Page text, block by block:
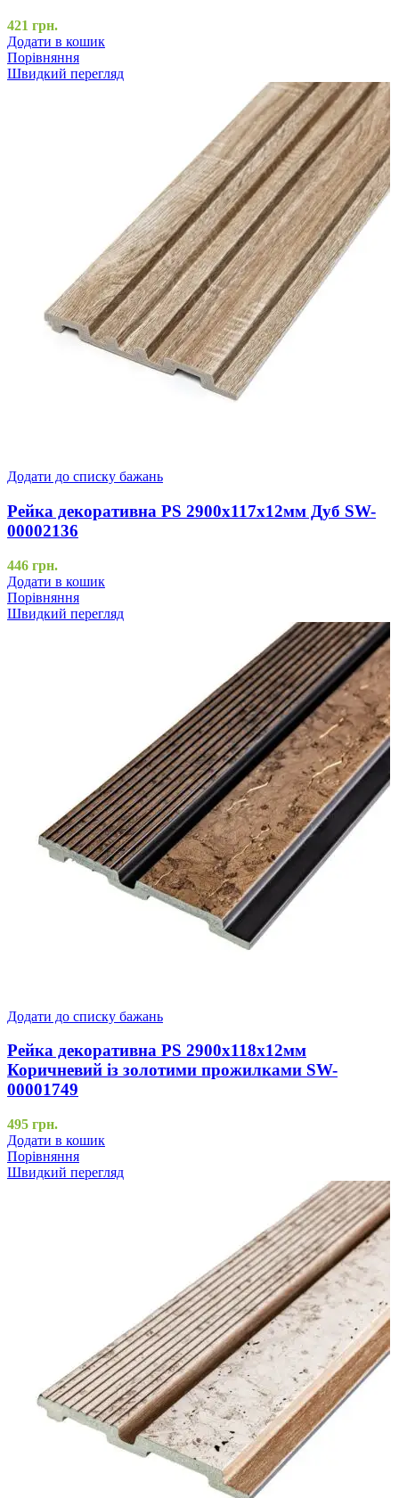
421 грн.
Додати в кошик
Порівняння
Швидкий перегляд
Додати до списку бажань
Рейка декоративна PS 2900х117х12мм Дуб SW-
00002136
446 грн.
Додати в кошик
Порівняння
Швидкий перегляд
Додати до списку бажань
Рейка декоративна PS 2900х118х12мм
Коричневий із золотими прожилками SW-
00001749
495 грн.
Додати в кошик
Порівняння
Швидкий перегляд